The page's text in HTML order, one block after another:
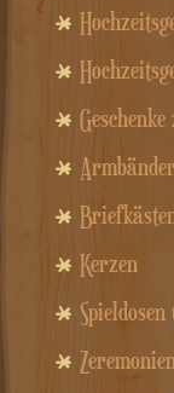
Armbänder
Kerzen